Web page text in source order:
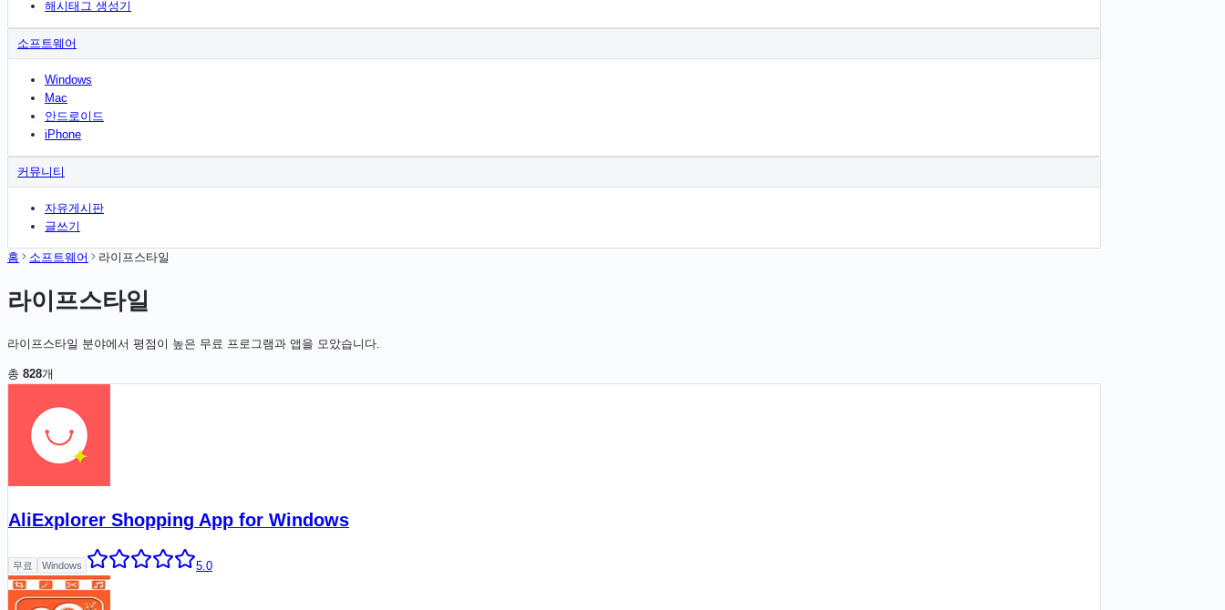
해시태그 생성기
소프트웨어
Windows
Mac
안드로이드
iPhone
커뮤니티
자유게시판
글쓰기
홈 소프트웨어 라이프스타일
라이프스타일
라이프스타일 분야에서 평점이 높은 무료 프로그램과 앱을 모았습니다.
총 828개
AliExplorer Shopping App for Windows
무료 Windows 5.0